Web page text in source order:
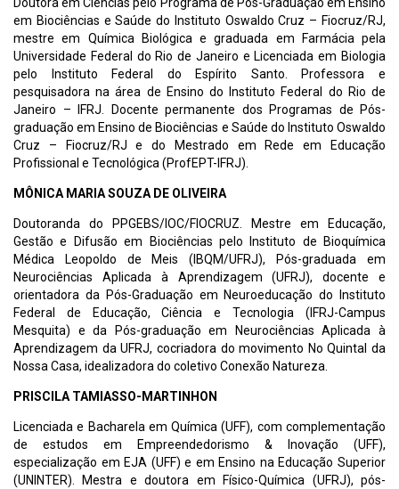
em Biociências e Saúde do Instituto Oswaldo Cruz – Fiocruz/RJ,
mestre em Química Biológica e graduada em Farmácia pela
Universidade Federal do Rio de Janeiro e Licenciada em Biologia
pelo Instituto Federal do Espírito Santo. Professora e
pesquisadora na área de Ensino do Instituto Federal do Rio de
Janeiro – IFRJ. Docente permanente dos Programas de Pós-
graduação em Ensino de Biociências e Saúde do Instituto Oswaldo
Cruz – Fiocruz/RJ e do Mestrado em Rede em Educação
Profissional e Tecnológica (ProfEPT-IFRJ).
MÔNICA MARIA SOUZA DE OLIVEIRA
Doutoranda do PPGEBS/IOC/FIOCRUZ. Mestre em Educação,
Gestão e Difusão em Biociências pelo Instituto de Bioquímica
Médica Leopoldo de Meis (IBQM/UFRJ), Pós-graduada em
Neurociências Aplicada à Aprendizagem (UFRJ), docente e
orientadora da Pós-Graduação em Neuroeducação do Instituto
Federal de Educação, Ciência e Tecnologia (IFRJ-Campus
Mesquita) e da Pós-graduação em Neurociências Aplicada à
Aprendizagem da UFRJ, cocriadora do movimento No Quintal da
Nossa Casa, idealizadora do coletivo Conexão Natureza.
PRISCILA TAMIASSO-MARTINHON
Licenciada e Bacharela em Química (UFF), com complementação
de estudos em Empreendedorismo & Inovação (UFF),
especialização em EJA (UFF) e em Ensino na Educação Superior
(UNINTER). Mestra e doutora em Físico-Química (UFRJ), pós-